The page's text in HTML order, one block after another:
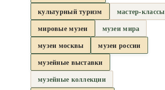
культурный туризм
мастер-классы
мировые музеи
музеи мира
музеи москвы
музеи россии
музейные выставки
музейные коллекции